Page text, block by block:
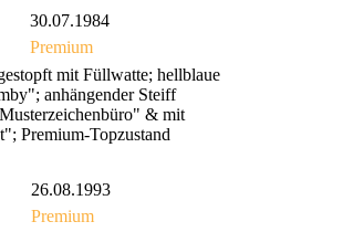
30.07.1984
Premium
mit Füllwatte; hellblaue
anhängender Steiff
& mit
Premium-Topzustand
26.08.1993
Premium